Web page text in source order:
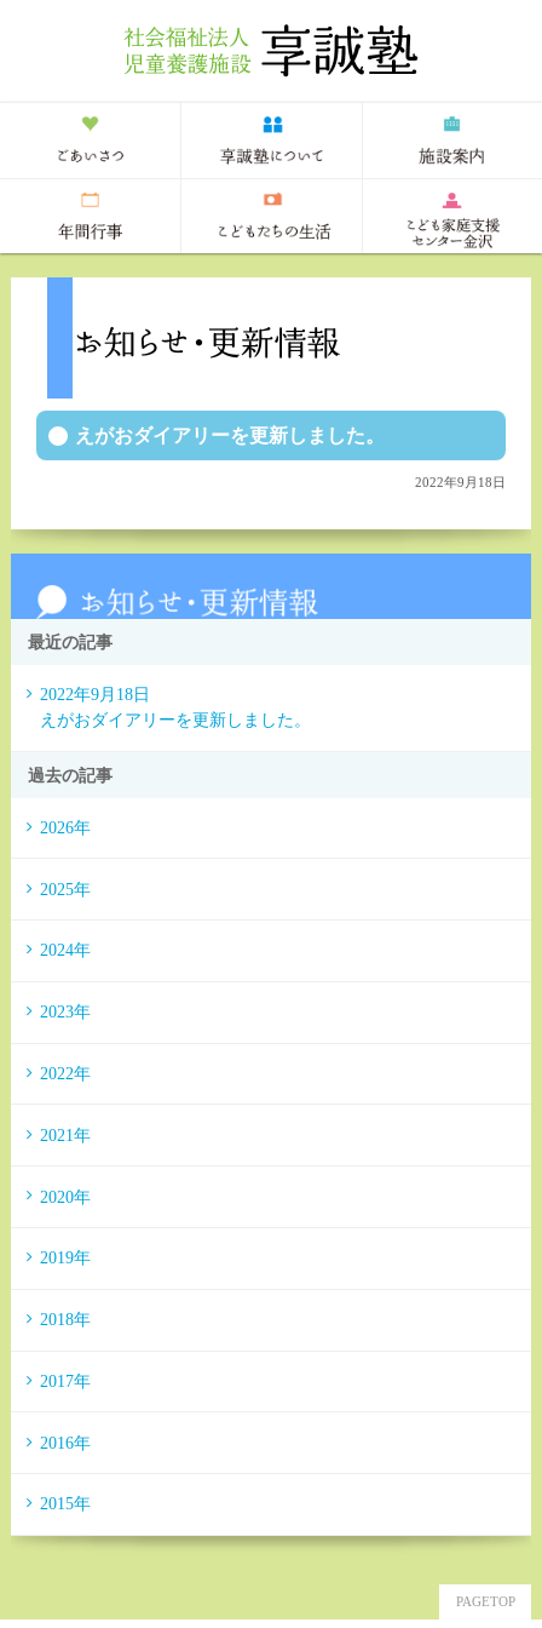
えがおダイアリーを更新しました。
2022年9月18日
最近の記事
2022年9月18日
えがおダイアリーを更新しました。
過去の記事
2026年
2025年
2024年
2023年
2022年
2021年
2020年
2019年
2018年
2017年
2016年
2015年
PAGETOP